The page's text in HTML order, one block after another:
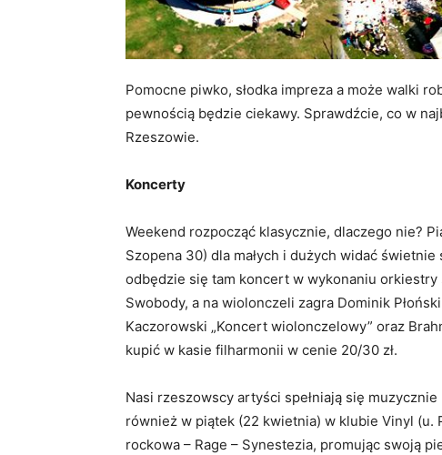
Pomocne piwko, słodka impreza a może walki
pewnością będzie ciekawy. Sprawdźcie, co w
Rzeszowie.
Koncerty
Weekend rozpocząć klasycznie, dlaczego nie?
Szopena 30) dla małych i dużych widać
odbędzie się tam koncert w wykonaniu
Swobody, a na wiolonczeli zagra Dominik
Kaczorowski „Koncert wiolonczelowy” oraz
kupić w kasie filharmonii w cenie 20/30 zł.
Nasi rzeszowscy artyści spełniają się
również w piątek (22 kwietnia) w klubie Vinyl (u.
rockowa – Rage – Synestezia, promując swoją